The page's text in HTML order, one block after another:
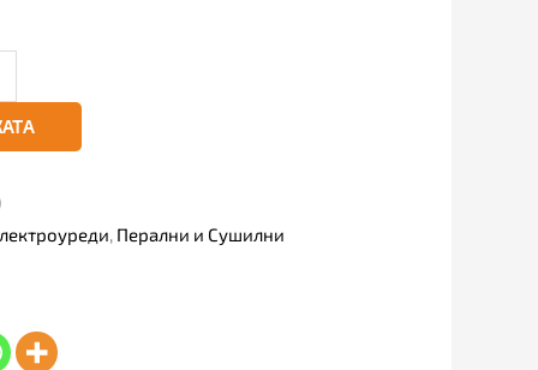
, Перални и Сушилни